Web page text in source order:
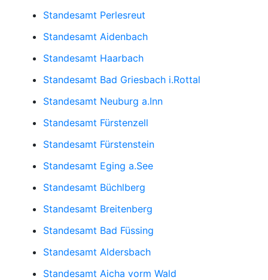
Standesamt Perlesreut
Standesamt Aidenbach
Standesamt Haarbach
Standesamt Bad Griesbach i.Rottal
Standesamt Neuburg a.Inn
Standesamt Fürstenzell
Standesamt Fürstenstein
Standesamt Eging a.See
Standesamt Büchlberg
Standesamt Breitenberg
Standesamt Bad Füssing
Standesamt Aldersbach
Standesamt Aicha vorm Wald